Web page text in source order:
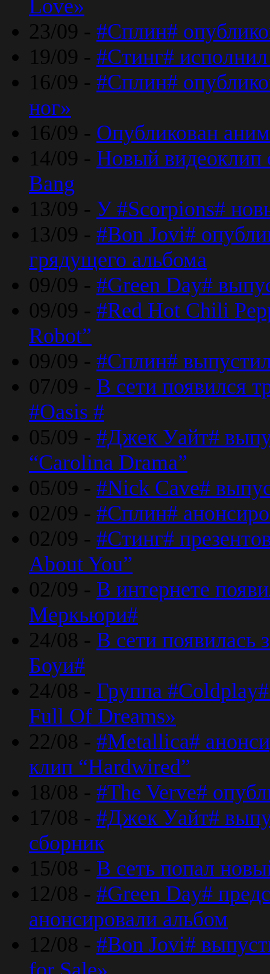
Love»
23/09 - #Сплин#
19/09 - #Стинг#
16/09 - #Сплин#
ног»
16/09 - Опубликован
14/09 - Новый видеоклип
Bang
13/09 - У #Scorpions#
13/09 - #Bon Jovi#
грядущего альбома
09/09 - #Green Day#
09/09 - #Red Hot Chili
Robot”
09/09 - #Сплин#
07/09 - В сети появился
#Oasis #
05/09 - #Джек Уайт#
“Carolina Drama”
05/09 - #Nick Cave#
02/09 - #Сплин#
02/09 - #Стинг#
About You”
02/09 - В интернете
Меркьюри#
24/08 - В сети появилась
Боуи#
24/08 - Группа
Full Of Dreams»
22/08 - #Metallica#
клип “Hardwired”
18/08 - #The Verve#
17/08 - #Джек Уайт#
сборник
15/08 - В сеть попал
12/08 - #Green Day#
анонсировали альбом
12/08 - #Bon Jovi#